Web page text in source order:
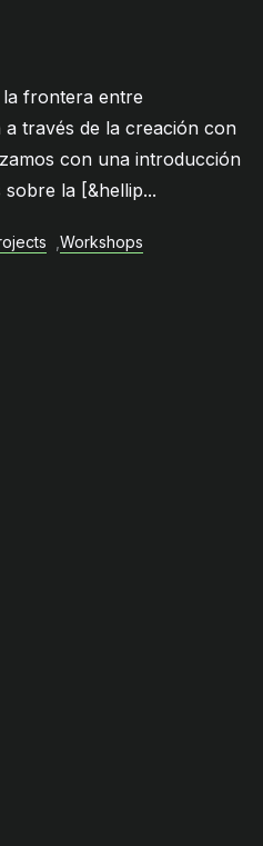
frontera entre
través de la creación con
con una introducción
la [&hellip...
Workshops